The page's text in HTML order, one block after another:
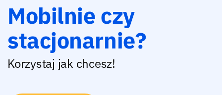
Mobilnie czy
stacjonarnie?
Korzystaj jak chcesz!